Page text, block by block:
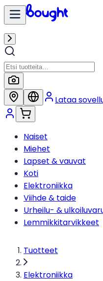
Lataa
Naiset
Miehet
Lapset & vauvat
Koti
Elektroniikka
Viihde & taide
Urheilu- &
Lemmikkitarvikkeet
Tuotteet
Elektroniikka